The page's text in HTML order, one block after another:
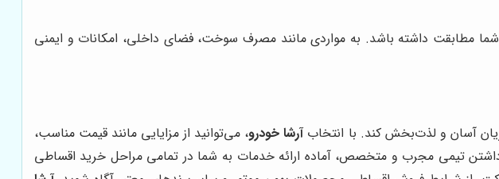
شما مطابقت داشته باشد. به مواردی مانند مصرف سوخت، فضای داخلی، امکانات و ایمنی
آسان و لذت‌بخش کند. با انتخابآرشا خودرو، می‌توانید از مزایایی مانند قیمت مناسب،
تیمی مجرب و متخصص، آماده ارائه خدمات به شما در تمامی مراحل خرید اقساطی